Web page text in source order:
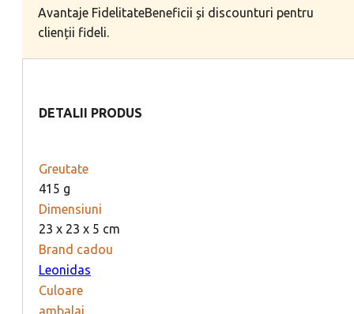
Avantaje FidelitateBeneficii și discounturi pentru
clienții fideli.
DETALII PRODUS
Greutate
415 g
Dimensiuni
23 x 23 x 5 cm
Brand cadou
Leonidas
Culoare
ambalaj